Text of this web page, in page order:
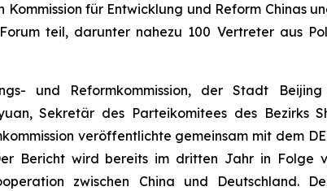
für Entwicklung und Reform Chinas
teil, darunter nahezu 100 Vertreter aus
und Reformkommission, der Stadt
Sekretär des Parteikomitees des Bezirks
veröffentlichte gemeinsam mit dem
Bericht wird bereits im dritten Jahr in Folge
zwischen China und Deutschland.